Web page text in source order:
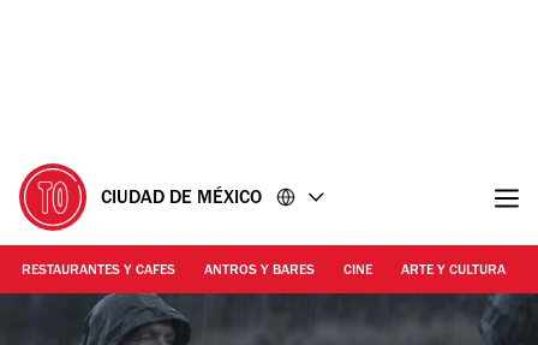
CIUDAD DE MÉXICO
RESTAURANTES Y CAFES ANTROS Y BARES CINE ARTE Y CULTURA